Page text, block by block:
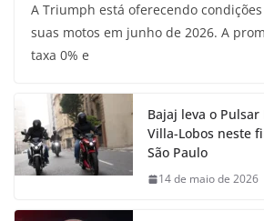
A Triumph está oferecendo
suas motos em junho de 2026. A
taxa 0% e
Bajaj leva o
Villa-Lobos neste
São Paulo
14 de maio de 2026